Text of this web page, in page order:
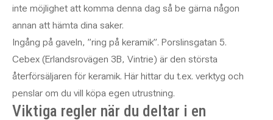
inte möjlighet att komma denna dag så be gärna någon
annan att hämta dina saker.
Ingång på gaveln, ”ring på keramik”. Porslinsgatan 5.
Cebex (Erlandsrovägen 3B, Vintrie) är den största
återförsäljaren för keramik. Här hittar du t.ex. verktyg och
penslar om du vill köpa egen utrustning.
Viktiga regler när du deltar i en